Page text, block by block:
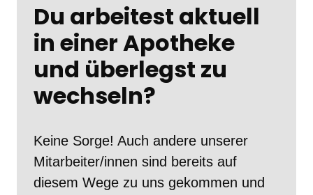
Du arbeitest aktuell
in einer Apotheke
und überlegst zu
wechseln?
Keine Sorge! Auch andere unserer
Mitarbeiter/innen sind bereits auf
diesem Wege zu uns gekommen und